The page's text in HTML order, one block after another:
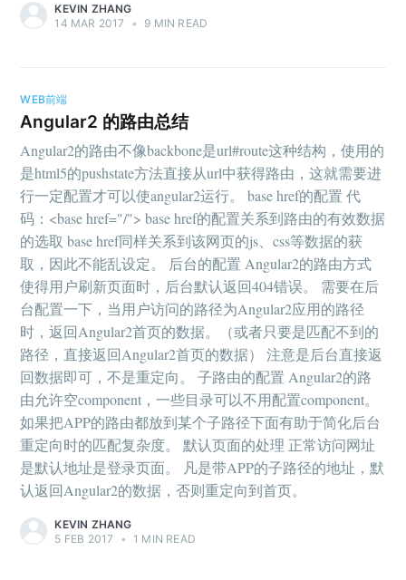
KEVIN ZHANG
14 MAR 2017
• 9 MIN READ
WEB前端
Angular2 的路由总结
Angular2的路由不像backbone是url#route这种结构，使用的
是html5的pushstate方法直接从url中获得路由，这就需要进
行一定配置才可以使angular2运行。 base href的配置 代
码：<base href="/"> base href的配置关系到路由的有效数据
的选取 base href同样关系到该网页的js、css等数据的获
取，因此不能乱设定。 后台的配置 Angular2的路由方式
使得用户刷新页面时，后台默认返回404错误。 需要在后
台配置一下，当用户访问的路径为Angular2应用的路径
时，返回Angular2首页的数据。（或者只要是匹配不到的
路径，直接返回Angular2首页的数据） 注意是后台直接返
回数据即可，不是重定向。 子路由的配置 Angular2的路
由允许空component，一些目录可以不用配置component。
如果把APP的路由都放到某个子路径下面有助于简化后台
重定向时的匹配复杂度。 默认页面的处理 正常访问网址
是默认地址是登录页面。 凡是带APP的子路径的地址，默
认返回Angular2的数据，否则重定向到首页。
KEVIN ZHANG
5 FEB 2017
• 1 MIN READ